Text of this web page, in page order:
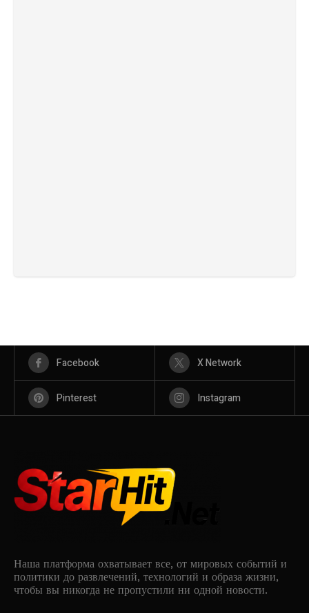
Facebook X Network
Pinterest Instagram
Наша платформа охватывает все, от мировых событий и
политики до развлечений, технологий и образа жизни,
чтобы вы никогда не пропустили ни одной новости.